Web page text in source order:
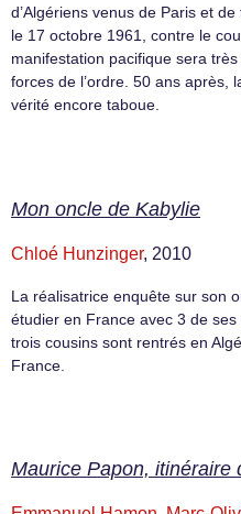
d’Algériens venus de Paris et
le 17 octobre 1961, contre le
manifestation pacifique sera
forces de l’ordre. 50 ans après,
vérité encore taboue.
Mon oncle de Kabylie
Chloé Hunzinger, 2010
La réalisatrice enquête sur son
étudier en France avec 3 de
trois cousins sont rentrés en
France.
Maurice Papon, itinéraire